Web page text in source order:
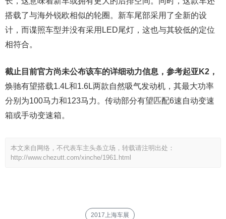
搭载了与海外锐欧相似的轮圈。新车尾部采用了全新的设
计，而谍照车型并没有采用LED尾灯，这也与其较低的定位
相符合。
截止目前官方尚未公布该车的详细动力信息，参考起亚K2，
焕驰有望搭载1.4L和1.6L两款自然吸气发动机，其最大功率
分别为100马力和123马力。传动部分有望匹配6速自动变速
箱或手动变速箱。
本文来自网络，不代表车主头条立场，转载请注明出处：
http://www.chezutt.com/xinche/1961.html
2017上海车展